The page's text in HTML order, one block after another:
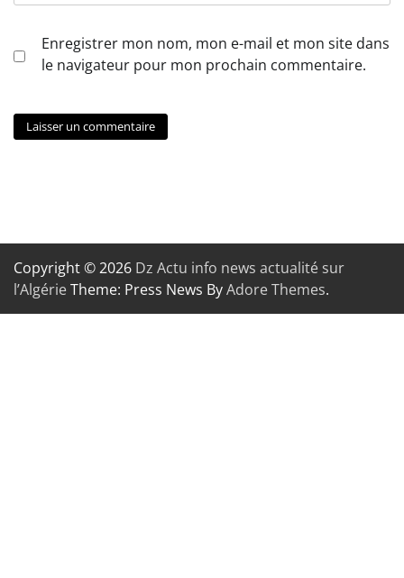
Enregistrer mon nom, mon e-mail et mon site dans
le navigateur pour mon prochain commentaire.
Copyright © 2026 Dz Actu info news actualité sur
l’AlgérieTheme: Press News ByAdore Themes.